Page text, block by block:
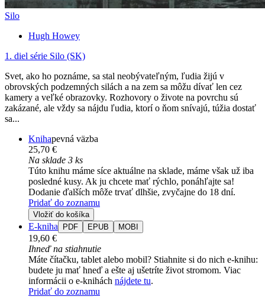
Silo
Hugh Howey
1. diel série Silo (SK)
Svet, ako ho poznáme, sa stal neobývateľným, ľudia žijú v
obrovských podzemných silách a na zem sa môžu dívať len cez
kamery a veľké obrazovky. Rozhovory o živote na povrchu sú
zakázané, ale vždy sa nájdu ľudia, ktorí o ňom snívajú, túžia dostať
sa...
Knihapevná väzba
25,70 €
Na sklade 3 ks
Túto knihu máme síce aktuálne na sklade, máme však už iba
posledné kusy. Ak ju chcete mať rýchlo, ponáhľajte sa!
Dodanie ďalších môže trvať dlhšie, zvyčajne do 18 dní.
Pridať do zoznamu
Vložiť do košíka
E-kniha PDF EPUB MOBI
19,60 €
Ihneď na stiahnutie
Máte čítačku, tablet alebo mobil? Stiahnite si do nich e-knihu:
budete ju mať hneď a ešte aj ušetríte život stromom. Viac
informácii o e-knihách nájdete tu.
Pridať do zoznamu